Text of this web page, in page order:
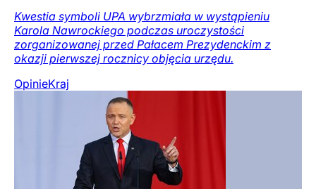
Kwestia symboli UPA wybrzmiała w wystąpieniu
Karola Nawrockiego podczas uroczystości
zorganizowanej przed Pałacem Prezydenckim z
okazji pierwszej rocznicy objęcia urzędu.
OpinieKraj